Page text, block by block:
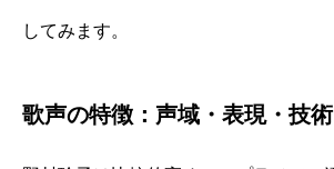
してみます。
歌声の特徴：声域・表現・技術